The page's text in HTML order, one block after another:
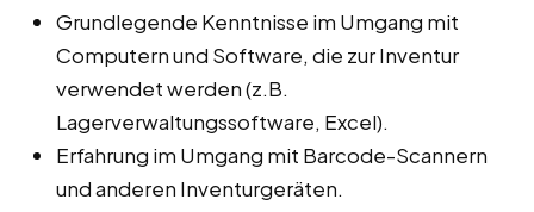
Grundlegende Kenntnisse im Umgang mit
Computern und Software, die zur Inventur
verwendet werden (z.B.
Lagerverwaltungssoftware, Excel).
Erfahrung im Umgang mit Barcode-Scannern
und anderen Inventurgeräten.